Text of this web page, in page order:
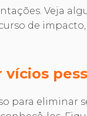
Veja
de
para eliminar